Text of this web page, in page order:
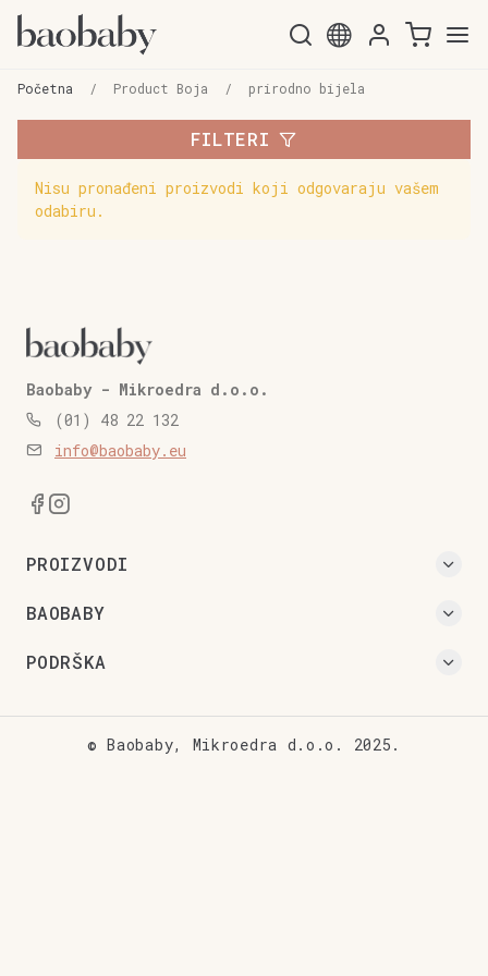
na
do
Početna / Product Boja / prirodno bijela
Nisu pronađeni proizvodi koji odgovaraju vašem
odabiru.
FILTERI
Baobaby - Mikroedra d.o.o.
(01) 48 22 132
info@baobaby.eu
PROIZVODI
BAOBABY
PODRŠKA
© Baobaby, Mikroedra d.o.o. 2025.